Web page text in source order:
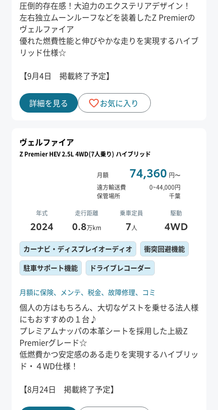
圧倒的存在感！大迫力のエクステリアデザイン！
左右独立ムーンルーフなどを装着したZ Premierの
ヴェルファイア
優れた燃費性能と伸びやかな走りを実現するハイブ
リッド仕様☆
【9月4日 掲載終了予定】
詳細を見る お気に入り
ヴェルファイア
Z Premier HEV 2.5L 4WD(7人乗り) ハイブリッド
月額 74,360 円〜
遠方輸送費
0~44,000円
保管場所
千葉
年式 走行距離 乗車定員 駆動
2024 0.8万km 7人 4WD
月額に保険、 メンテ、 税金、 故障修理、 コミ
個人の方はもちろん、大切なゲストを乗せる法人様
にもおすすめの１台♪
プレミアムナッパの本革シートを採用した上級Z
Premierグレード☆
低燃費かつ安定感のある走りを実現するハイブリッ
ド・４WD仕様！
【8月24日 掲載終了予定】
カーナビ・ディスプレイオーディオ
衝突回避機能
駐車サポート機能
ドライブレコーダー